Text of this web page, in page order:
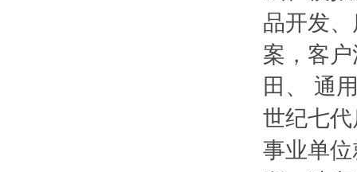
品开发
案，客
田、 通
世纪七
事业单